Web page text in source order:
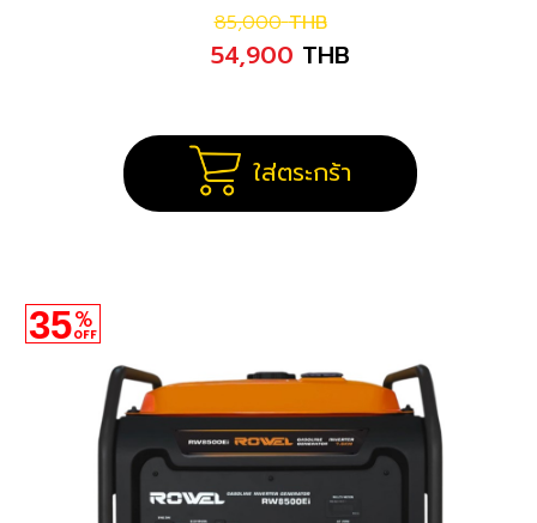
85,000 THB
54,900 THB
ใส่ตระกร้า
35%
OFF